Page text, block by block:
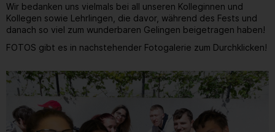
Wir bedanken uns vielmals bei all unseren Kolleginnen und
Kollegen sowie Lehrlingen, die davor, während des Fests und
danach so viel zum wunderbaren Gelingen beigetragen haben!
FOTOS gibt es in nachstehender Fotogalerie zum Durchklicken!
6 / 264